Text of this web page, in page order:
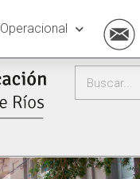
Operacional